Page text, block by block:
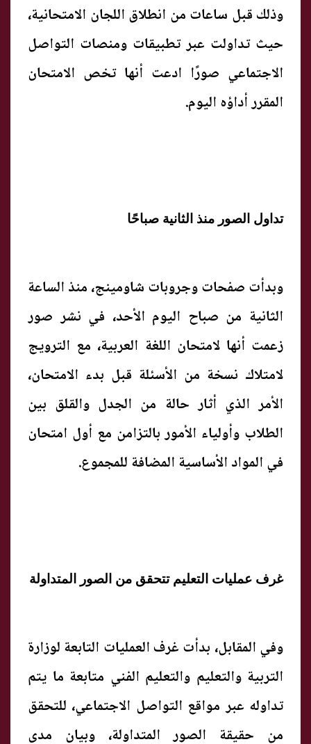
وذلك قبل ساعات من انطلاق اللجان الامتحانية،
حيث تداولت عبر تطبيقات ومنصات التواصل
الاجتماعي صورًا ادعت أنها تخص الامتحان
المقرر أداؤه اليوم.
تداول الصور منذ الثانية صباحًا
وبدأت صفحات وجروبات شاومينج، منذ الساعة
الثانية من صباح اليوم الأحد، في نشر صور
زعمت أنها لامتحان اللغة العربية، مع الترويج
لامتلاك نسخة من الأسئلة قبل بدء الامتحان،
الأمر الذي أثار حالة من الجدل والقلق بين
الطلاب وأولياء الأمور بالتزامن مع أول امتحان
في المواد الأساسية المضافة للمجموع.
غرف عمليات التعليم تتحقق من الصور المتداولة
وفي المقابل، بدأت غرف العمليات التابعة لوزارة
التربية والتعليم والتعليم الفني متابعة ما يتم
تداوله عبر مواقع التواصل الاجتماعي، للتحقق
من حقيقة الصور المتداولة، وبيان مدى